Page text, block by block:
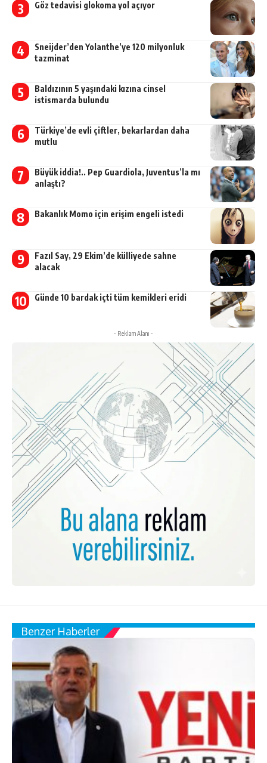
Göz tedavisi glokoma yol açıyor
Sneijder’den Yolanthe’ye 120 milyonluk
tazminat
Baldızının 5 yaşındaki kızına cinsel
istismarda bulundu
Türkiye’de evli çiftler, bekarlardan daha
mutlu
Büyük iddia!.. Pep Guardiola, Juventus’la mı
anlaştı?
Bakanlık Momo için erişim engeli istedi
Fazıl Say, 29 Ekim’de külliyede sahne
alacak
Günde 10 bardak içti tüm kemikleri eridi
- Reklam Alanı -
Benzer Haberler